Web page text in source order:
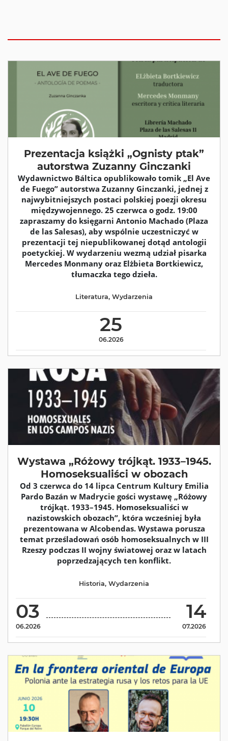
Prezentacja książki „Ognisty ptak”
autorstwa Zuzanny Ginczanki
Wydawnictwo Báltica opublikowało tomik „El Ave
de Fuego” autorstwa Zuzanny Ginczanki, jednej z
najwybitniejszych postaci polskiej poezji okresu
międzywojennego. 25 czerwca o godz. 19:00
zapraszamy do księgarni Antonio Machado (Plaza
de las Salesas), aby wspólnie uczestniczyć w
prezentacji tej niepublikowanej dotąd antologii
poetyckiej. W wydarzeniu wezmą udział pisarka
Mercedes Monmany oraz Elżbieta Bortkiewicz,
tłumaczka tego dzieła.
25
06.2026
Literatura, Wydarzenia
Wystawa „Różowy trójkąt. 1933–1945.
Homoseksualiści w obozach
Od 3 czerwca do 14 lipca Centrum Kultury Emilia
Pardo Bazán w Madrycie gości wystawę „Różowy
trójkąt. 1933–1945. Homoseksualiści w
nazistowskich obozach”, która wcześniej była
prezentowana w Alcobendas. Wystawa porusza
temat prześladowań osób homoseksualnych w III
Rzeszy podczas II wojny światowej oraz w latach
poprzedzających ten konflikt.
03
06.2026
14
07.2026
Historia, Wydarzenia